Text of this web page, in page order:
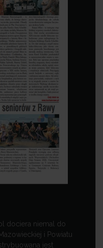
dociera niemal do
i Powiatu
jest